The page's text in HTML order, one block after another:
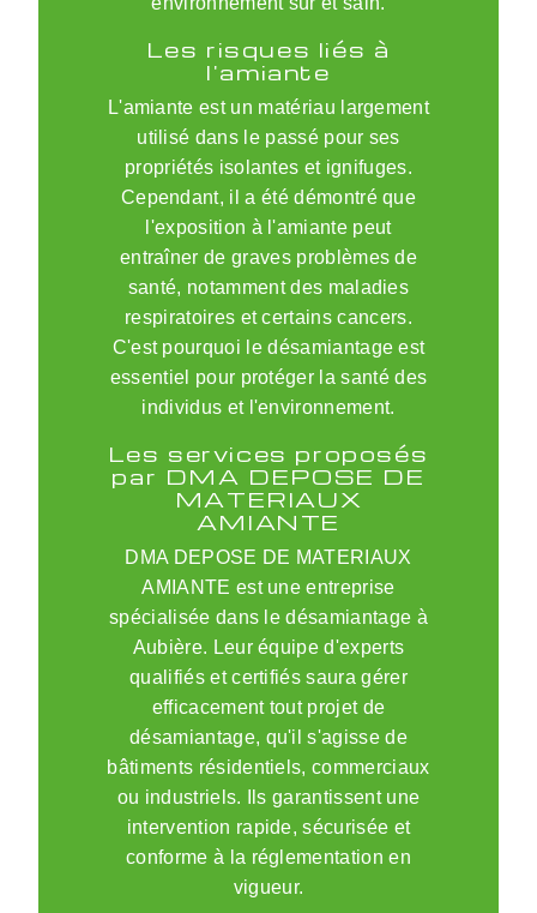
Les risques liés à
l'amiante
L'amiante est un matériau largement
utilisé dans le passé pour ses
propriétés isolantes et ignifuges.
Cependant, il a été démontré que
l'exposition à l'amiante peut
entraîner de graves problèmes de
santé, notamment des maladies
respiratoires et certains cancers.
C'est pourquoi le désamiantage est
essentiel pour protéger la santé des
individus et l'environnement.
Les services proposés
par DMA DEPOSE DE
MATERIAUX
AMIANTE
DMA DEPOSE DE MATERIAUX
AMIANTE est une entreprise
spécialisée dans le désamiantage à
Aubière. Leur équipe d'experts
qualifiés et certifiés saura gérer
efficacement tout projet de
désamiantage, qu'il s'agisse de
bâtiments résidentiels, commerciaux
ou industriels. Ils garantissent une
intervention rapide, sécurisée et
conforme à la réglementation en
vigueur.